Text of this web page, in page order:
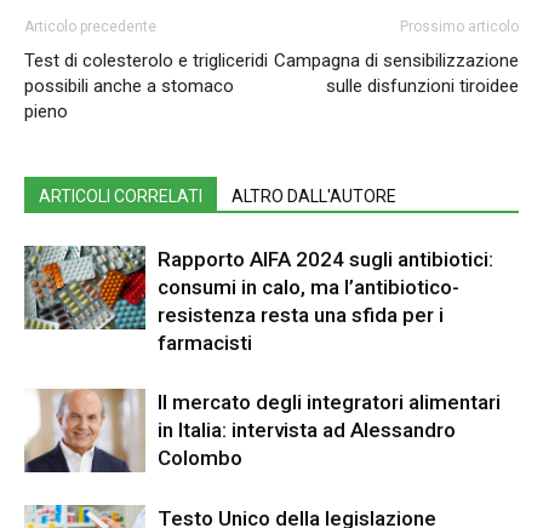
Articolo precedente
Test di colesterolo e trigliceridi
possibili anche a stomaco
pieno
Prossimo articolo
Campagna di sensibilizzazione
sulle disfunzioni tiroidee
ARTICOLI CORRELATI ALTRO DALL'AUTORE
Rapporto AIFA 2024 sugli antibiotici:
consumi in calo, ma l’antibiotico-
resistenza resta una sfida per i
farmacisti
Il mercato degli integratori alimentari
in Italia: intervista ad Alessandro
Colombo
Testo Unico della legislazione